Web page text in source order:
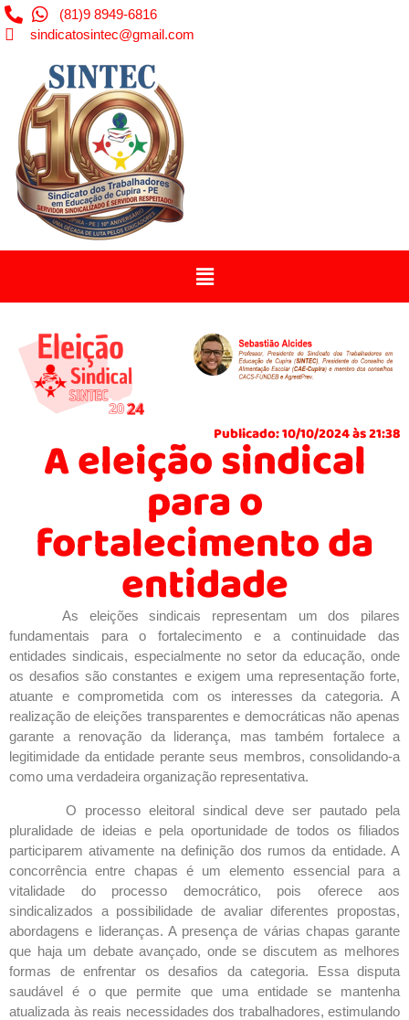
(81)9 8949-6816
sindicatosintec@gmail.com
Publicado: 10/10/2024 às 21:38
A eleição sindical
para o
fortalecimento da
entidade
As eleições sindicais representam um dos pilares
fundamentais para o fortalecimento e a continuidade das
entidades sindicais, especialmente no setor da educação, onde
os desafios são constantes e exigem uma representação forte,
atuante e comprometida com os interesses da categoria. A
realização de eleições transparentes e democráticas não apenas
garante a renovação da liderança, mas também fortalece a
legitimidade da entidade perante seus membros, consolidando-a
como uma verdadeira organização representativa.
O processo eleitoral sindical deve ser pautado pela
pluralidade de ideias e pela oportunidade de todos os filiados
participarem ativamente na definição dos rumos da entidade. A
concorrência entre chapas é um elemento essencial para a
vitalidade do processo democrático, pois oferece aos
sindicalizados a possibilidade de avaliar diferentes propostas,
abordagens e lideranças. A presença de várias chapas garante
que haja um debate avançado, onde se discutem as melhores
formas de enfrentar os desafios da categoria. Essa disputa
saudável é o que permite que uma entidade se mantenha
atualizada às reais necessidades dos trabalhadores, estimulando